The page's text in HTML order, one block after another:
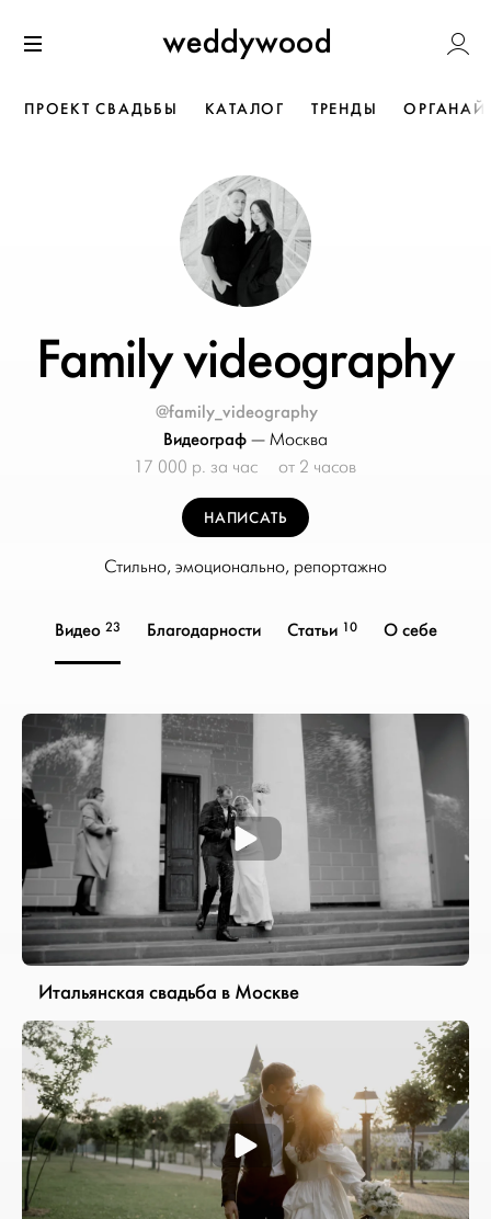
к содержанию
Weddywood
ПРОЕКТ СВАДЬБЫ КАТАЛОГ ТРЕНДЫ
Family videography
@family_videography
Видеограф — Москва
17 000 р. за час
от 2 часов
НАПИСАТЬ
Стильно, эмоционально, репортажно
Видео 23 Благодарности Статьи 10 О себе
Итальянская свадьба в Москве